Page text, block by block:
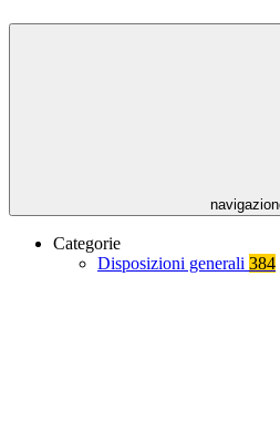
Categorie
Disposizioni generali 384